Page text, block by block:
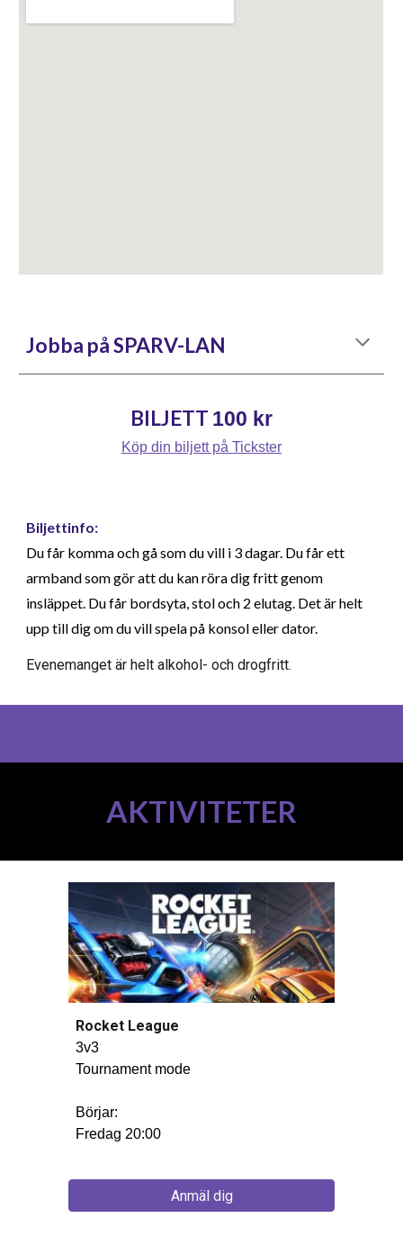
Jobba på SPARV-LAN
BILJETT 100 kr
Köp din biljett på Tickster
Biljettinfo:
Du får komma och gå som du vill i 3 dagar. Du får ett
armband som gör att du kan röra dig fritt genom
insläppet. Du får bordsyta, stol och 2 elutag. Det är helt
upp till dig om du vill spela på konsol eller dator.
Evenemanget är helt alkohol- och drogfritt.
AKTIVITETER
Rocket League
3v3
Tournament mode
Börjar:
Fredag 20:00
Anmäl dig